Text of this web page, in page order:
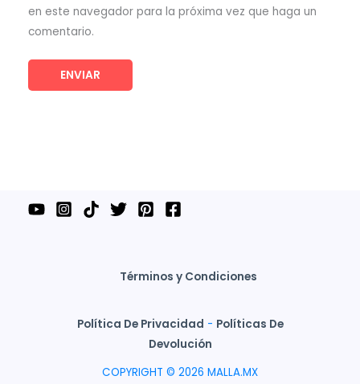
en este navegador para la próxima vez que haga un
comentario.
Términos y Condiciones
Política De Privacidad - Políticas De
Devolución
COPYRIGHT © 2026 MALLA.MX